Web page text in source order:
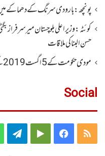
پونچھ: بارودی سرنگ کے دھماکے میں بھارتی
کوئٹہ : وزیر اعلی بلوچستان میر
حسن البنا کی ملاقات
مودی حکومت کے 5اگست2019کے غیر قانونی اقدامات کی شدید مذمت
Social
RSS
Facebook
Google